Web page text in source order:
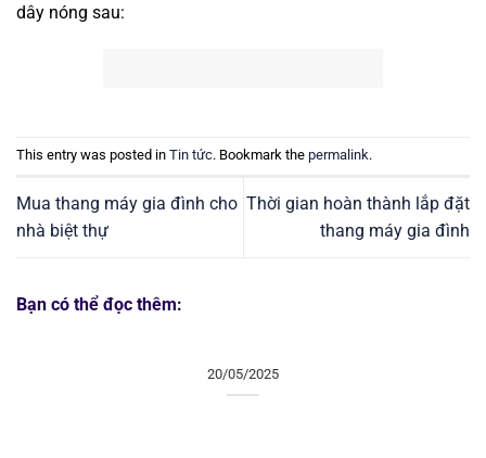
dây nóng sau:
This entry was posted in Tin tức. Bookmark the permalink.
Mua thang máy gia đình cho
nhà biệt thự
Thời gian hoàn thành lắp đặt
thang máy gia đình
Bạn có thể đọc thêm:
20/05/2025